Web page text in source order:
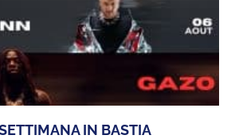
IN BASTIA